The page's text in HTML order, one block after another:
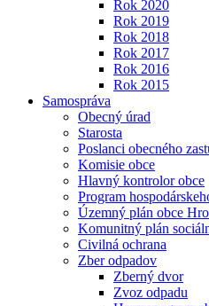
Rok 2020
Rok 2019
Rok 2018
Rok 2017
Rok 2016
Rok 2015
Samospráva
Obecný úrad
Starosta
Poslanci obecného
Komisie obce
Hlavný kontrolor obce
Program
Územný plán obce
Komunitný plán
Civilná ochrana
Zber odpadov
Zberný dvor
Zvoz odpadu